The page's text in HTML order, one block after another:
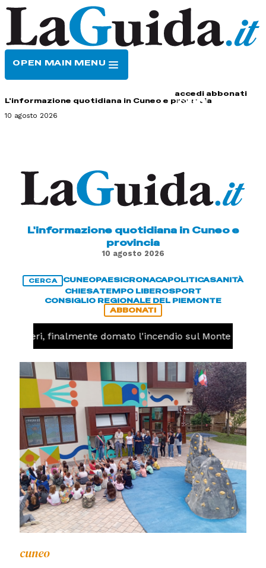
OPEN MAIN MENU
accedi abbonati
L'informazione quotidiana in Cuneo e provincia
10 agosto 2026
L'informazione quotidiana in Cuneo e
provincia
10 agosto 2026
CERCA CUNEOPAESICRONACAPOLITICASANITÀ
CHIESATEMPO LIBEROSPORT
CONSIGLIO REGIONALE DEL PIEMONTE
ABBONATI
finalmente domato l'incendio sul Monte Piastra
cuneo